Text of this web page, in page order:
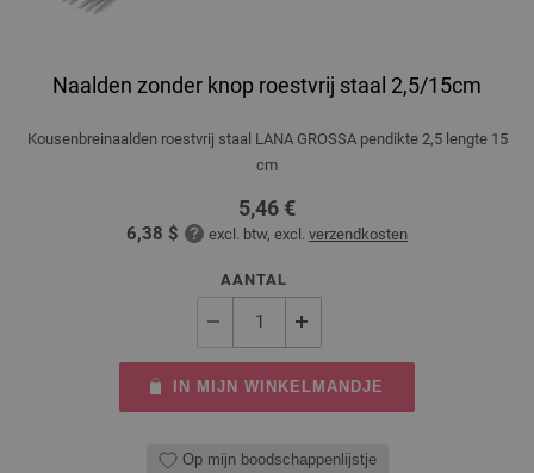
Naalden zonder knop roestvrij staal 2,5/15cm
Kousenbreinaalden roestvrij staal LANA GROSSA pendikte 2,5 lengte 15
cm
5,46 €
6,38 $ excl. btw, excl. verzendkosten
AANTAL
IN MIJN WINKELMANDJE
Op mijn boodschappenlijstje